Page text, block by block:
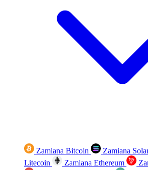
Zamiana Bitcoin Zamiana
Litecoin
Zamiana Ethereum